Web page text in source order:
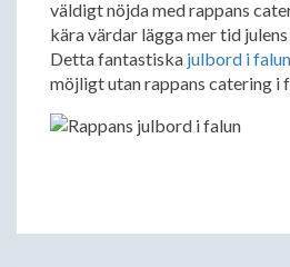
väldigt nöjda med rappans
kära värdar lägga mer tid
Detta fantastiska julbord i falun
möjligt utan rappans catering i